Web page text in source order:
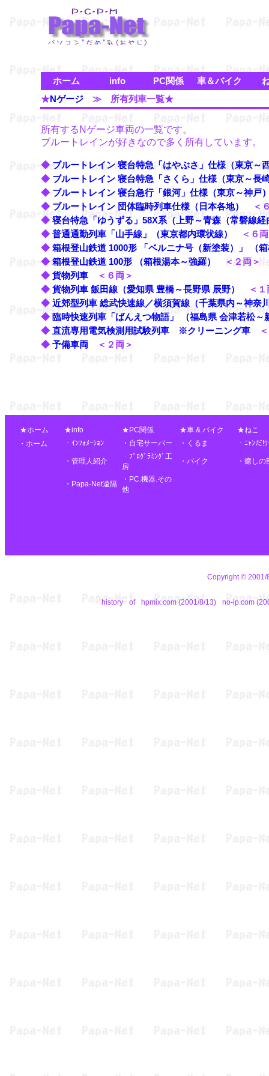
ホーム info PC関係 車＆バイク
★Nゲージ ≫ 所有列車一覧★
所有するNゲージ車両の一覧です。
ブルートレインが好きなので多く所有しています。
◆ブルートレイン 寝台特急「はやぶさ」仕様（東京～
◆ ブルートレイン 寝台特急「さくら」仕様（東京～長
◆ ブルートレイン 寝台急行「銀河」仕様（東京～神戸
◆ ブルートレイン 団体臨時列車仕様（日本各地）
＜
◆ 寝台特急「ゆうずる」58X系（上野～青森（常磐線経
◆ 普通通勤列車「山手線」（東京都内環状線）
＜６
◆ 箱根登山鉄道 1000形 「ベルニナ号（新塗装）」 （
◆箱根登山鉄道 100形 （箱根湯本～強羅）
＜２両＞
◆ 貨物列車 ＜６両＞
◆ 貨物列車 飯田線（愛知県 豊橋～長野県 辰野）
＜１
◆ 近郊型列車 総武快速線／横須賀線（千葉県内～神奈
◆ 臨時快速列車「ばんえつ物語」 （福島県 会津若松～
◆ 直流専用電気検測用試験列車 ※クリーニング車 ＜
◆ 予備車両 ＜２両＞
★ホーム ★info ★PC関係 ★車 & バイク
★ねこ
・ホーム
・ｲﾝﾌｫﾒｰｼｮﾝ ・自宅サーバー ・くるま ・ﾆｬﾝだ!
・管理人紹介
・ﾌﾟﾛｸﾞﾗﾐﾝｸﾞ工
房
・バイク ・癒しの
・Papa-Net遠隔
・PC.機器.その
他
Copyright © 2001/
history of hpmix.com (2001/8/13) no-ip.com